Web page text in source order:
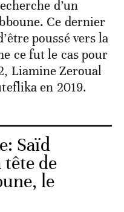
d’un
Ce dernier
poussé vers la
ce fut le cas pour
Liamine Zeroual
en 2019.
Saïd
de
le